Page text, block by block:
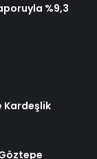
%9,3
Kardeşlik